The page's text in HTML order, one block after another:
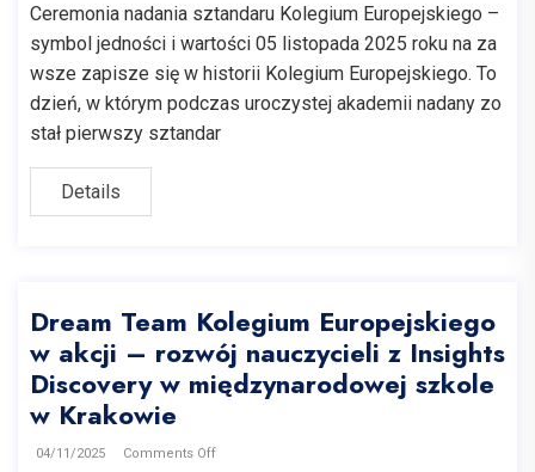
Ceremonia nadania sztandaru Kolegium Europejskiego –
symbol jedności i wartości 05 listopada 2025 roku na za
wsze zapisze się w historii Kolegium Europejskiego. To
dzień, w którym podczas uroczystej akademii nadany zo
stał pierwszy sztandar
Details
Dream Team Kolegium Europejskiego
w akcji – rozwój nauczycieli z Insights
Discovery w międzynarodowej szkole
w Krakowie
04/11/2025 Comments Off